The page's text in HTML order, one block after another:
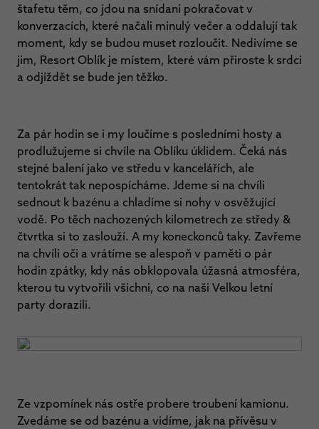
štafetu těm, co jdou na snídani pokračovat v
konverzacích, které načali minulý večer a oddalují tak
moment, kdy se budou muset rozloučit. Nedivíme se
jim, Resort Oblík je místem, které vám přiroste k srdci
a odjíždět se bude jen těžko.
Za pár hodin se i my loučíme s posledními hosty a
prodlužujeme si chvíle na Oblíku úklidem. Čeká nás
stejné balení jako ve středu v kancelářích, ale
tentokrát tak nepospícháme. Jdeme si na chvíli
sednout k bazénu a chladíme si nohy v osvěžující
vodě. Po těch nachozených kilometrech ze středy &
čtvrtka si to zaslouží. A my koneckonců taky. Zavřeme
na chvíli oči a vrátíme se alespoň v paměti o pár
hodin zpátky, kdy nás obklopovala úžasná atmosféra,
kterou tu vytvořili všichni, co na naši Velkou letní
party dorazili.
Ze vzpomínek nás ostře probere troubení kamionu.
Zvedáme se od bazénu a vidíme, jak na přívěsu v